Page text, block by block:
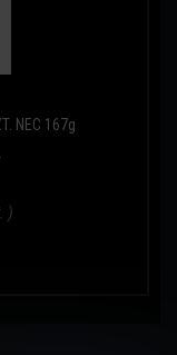
NEC 167g
)